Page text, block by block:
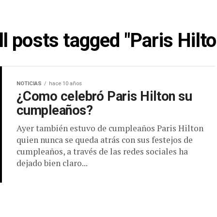
posts tagged "Paris
NOTICIAS hace 10 años
¿Como celebró Paris Hilton su
cumpleaños?
Ayer también estuvo de cumpleaños Paris Hilton
quien nunca se queda atrás con sus festejos de
cumpleaños, a través de las redes sociales ha
dejado bien claro...